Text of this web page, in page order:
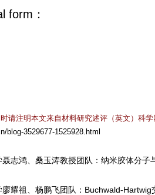
form：
请注明本文来自材料研究述评（英文）科学
blog-3529677-1525928.html
聂志鸿、桑玉涛教授团队：纳米胶体分
耀祖、杨鹏飞团队：Buchwald-